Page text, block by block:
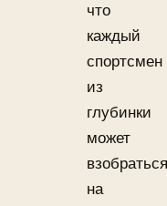
что
каждый
спортсмен
из
глубинки
может
взобраться
на